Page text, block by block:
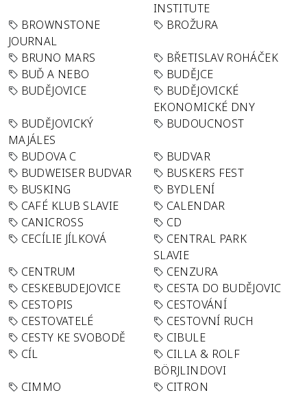
INSTITUTE
BROWNSTONE
JOURNAL
BROŽURA
BRUNO MARS
BŘETISLAV ROHÁČEK
BUĎ A NEBO
BUDĚJCE
BUDĚJOVICE
BUDĚJOVICKÉ
EKONOMICKÉ DNY
BUDĚJOVICKÝ
MAJÁLES
BUDOUCNOST
BUDOVA C
BUDVAR
BUDWEISER BUDVAR
BUSKERS FEST
BUSKING
BYDLENÍ
CAFÉ KLUB SLAVIE
CALENDAR
CANICROSS
CD
CECÍLIE JÍLKOVÁ
CENTRAL PARK
SLAVIE
CENTRUM
CENZURA
CESKEBUDEJOVICE
CESTA DO BUDĚJOVIC
CESTOPIS
CESTOVÁNÍ
CESTOVATELÉ
CESTOVNÍ RUCH
CESTY KE SVOBODĚ
CIBULE
CÍL
CILLA & ROLF
BÖRJLINDOVI
CIMMO
CITRON